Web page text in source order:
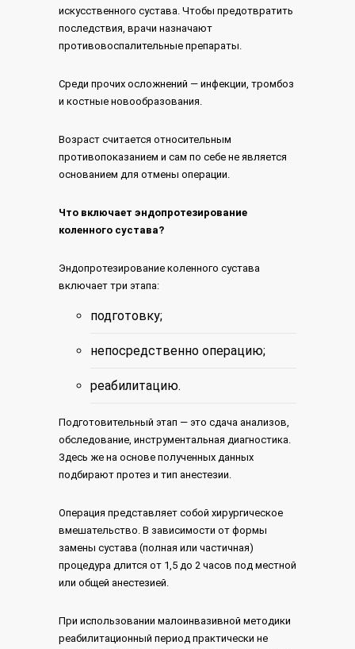
искусственного сустава. Чтобы предотвратить
последствия, врачи назначают
противовоспалительные препараты.
Среди прочих осложнений — инфекции, тромбоз
и костные новообразования.
Возраст считается относительным
противопоказанием и сам по себе не является
основанием для отмены операции.
Что включает эндопротезирование
коленного сустава?
Эндопротезирование коленного сустава
включает три этапа:
подготовку;
непосредственно операцию;
реабилитацию.
Подготовительный этап — это сдача анализов,
обследование, инструментальная диагностика.
Здесь же на основе полученных данных
подбирают протез и тип анестезии.
Операция представляет собой хирургическое
вмешательство. В зависимости от формы
замены сустава (полная или частичная)
процедура длится от 1,5 до 2 часов под местной
или общей анестезией.
При использовании малоинвазивной методики
реабилитационный период практически не